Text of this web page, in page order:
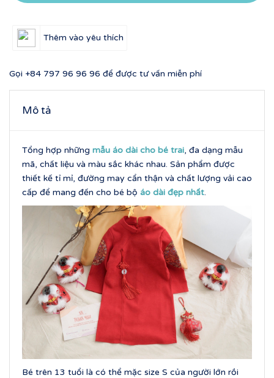
Thêm vào yêu thích
Gọi +84 797 96 96 96 để được tư vấn miễn phí
Mô tả
Tổng hợp những mẫu áo dài cho bé trai, đa dạng mẫu
mã, chất liệu và màu sắc khác nhau. Sản phẩm được
thiết kế tỉ mỉ, đường may cẩn thận và chất lượng vải cao
cấp để mang đến cho bé bộ áo dài đẹp nhất.
Bé trên 13 tuổi là có thể mặc size S của người lớn rồi